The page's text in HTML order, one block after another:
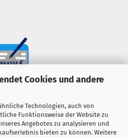
Cookies und andere
Technologien, auch von
Funktionsweise der Website zu
Angebotes zu analysieren und
bieten zu können. Weitere